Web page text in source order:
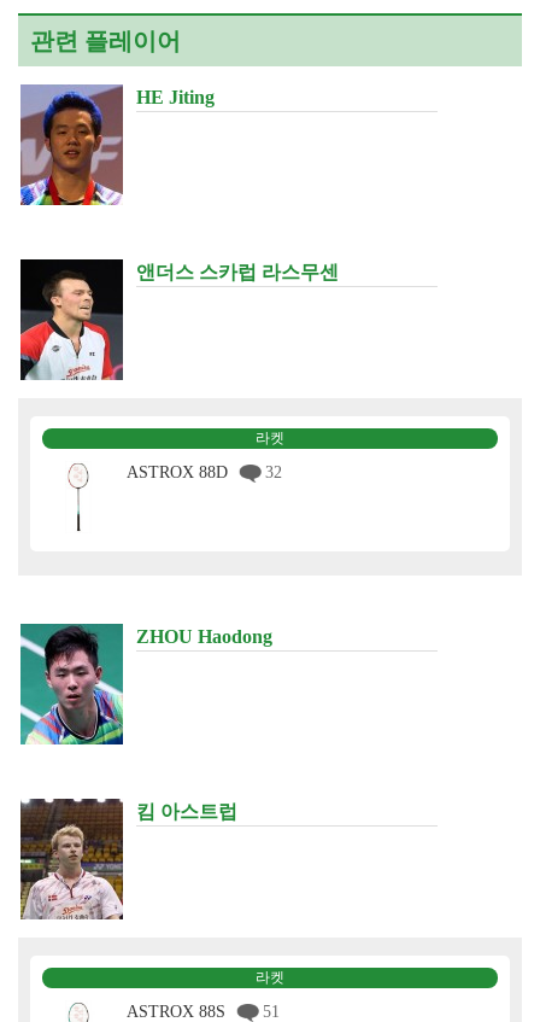
관련 플레이어
HE Jiting
앤더스 스카럽 라스무센
라켓
ASTROX 88D 32
ZHOU Haodong
킴 아스트럽
라켓
ASTROX 88S 51